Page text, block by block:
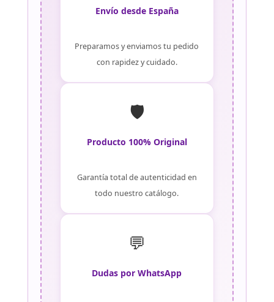
Envío desde España
Preparamos y enviamos tu pedido
con rapidez y cuidado.
🛡️
Producto 100% Original
Garantía total de autenticidad en
todo nuestro catálogo.
💬
Dudas por WhatsApp